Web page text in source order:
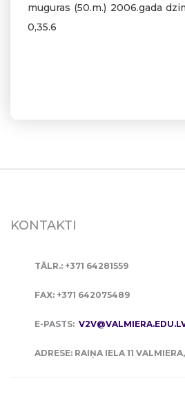
muguras (50.m.) 2006.gada
0,35.6
KONTAKTI
TĀLR.: +371 64281559
FAX: +371 642075489
E-PASTS:
ADRESE: RAIŅA IELA 11